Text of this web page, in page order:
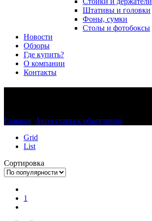
Штативы и головки
Фоны, сумки
Столы и фотобоксы
Новости
Обзоры
Где купить?
О компании
Контакты
Главная Аксессуары к объективам
Grid
List
Сортировка
1